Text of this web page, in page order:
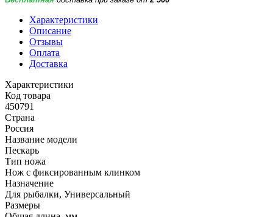
Характеристики
Описание
Отзывы
Оплата
Доставка
Характеристики
Код товара
450791
Страна
Россия
Название модели
Пескарь
Тип ножа
Нож с фиксированным клинком
Назначение
Для рыбалки, Универсальный
Размеры